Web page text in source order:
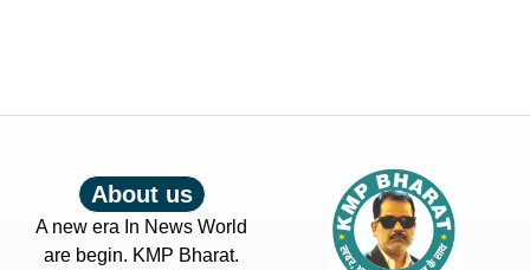
About us
A new era In News World
are begin. KMP Bharat.